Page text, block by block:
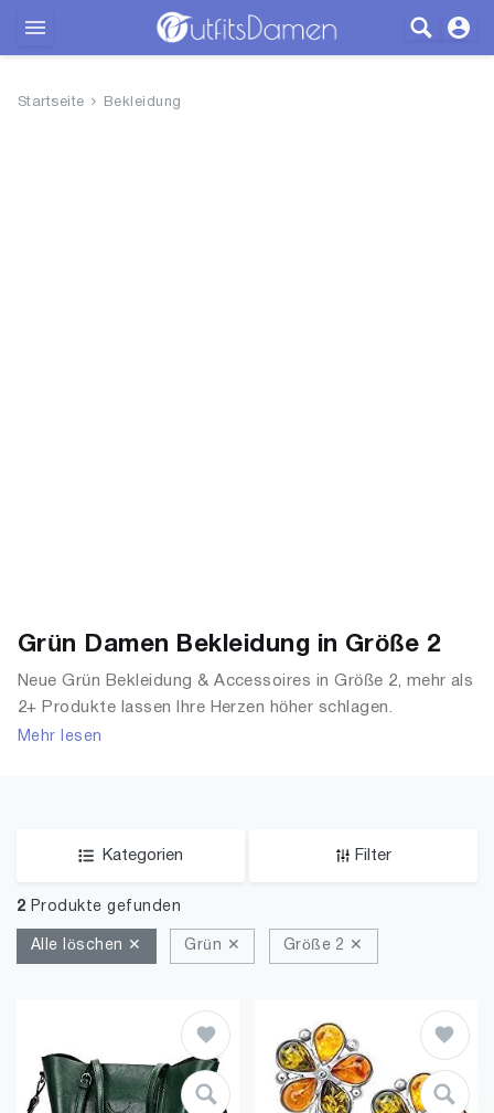
Startseite Bekleidung
Grün Damen Bekleidung in Größe 2
Neue Grün Bekleidung & Accessoires in Größe 2, mehr als
2+ Produkte lassen Ihre Herzen höher schlagen.
Entdecken Sie unsere Auswahl an Tops, T-Shirts,
Mehr lesen
Kategorien Filter
2 Produkte gefunden
Alle löschen ✕ Grün ✕ Größe 2 ✕